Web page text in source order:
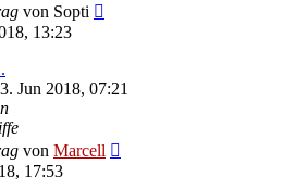
von Sopti
13:23
Jun 2018, 07:21
von Marcell
17:53